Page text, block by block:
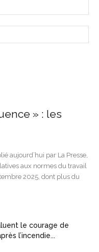
» : les
aujourd’hui par La Presse,
aux normes du travail
2025, dont plus du
le courage de
l’incendie...